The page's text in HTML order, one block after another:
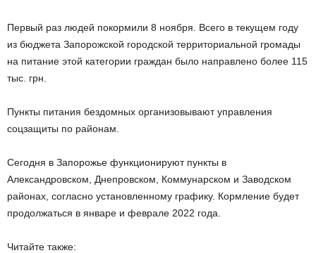
Первый раз людей покормили 8 ноября. Всего в текущем году
из бюджета Запорожской городской территориальной громады
на питание этой категории граждан было направлено более 115
тыс. грн.
Пункты питания бездомных организовывают управления
соцзащиты по районам.
Сегодня в Запорожье функционируют пункты в
Александровском, Днепровском, Коммунарском и Заводском
районах, согласно установленному графику. Кормление будет
продолжаться в январе и феврале 2022 года.
Читайте также: